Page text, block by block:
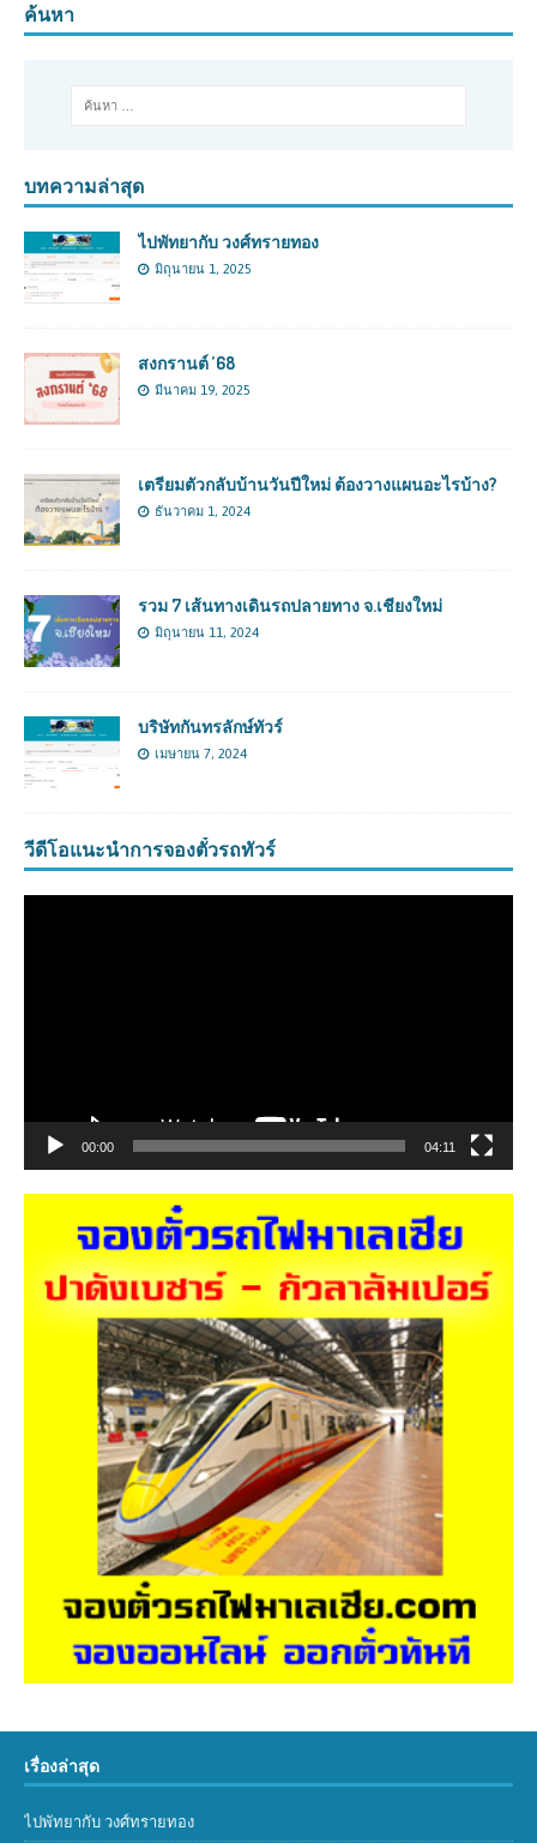
ค้นหา
บทความล่าสุด
ไปพัทยากับ วงศ์ทรายทอง
มิถุนายน 1, 2025
สงกรานต์ ’68
มีนาคม 19, 2025
เตรียมตัวกลับบ้านวันปีใหม่ ต้องวางแผนอะไรบ้าง?
ธันวาคม 1, 2024
รวม 7 เส้นทางเดินรถปลายทาง จ.เชียงใหม่
มิถุนายน 11, 2024
บริษัทกันทรลักษ์ทัวร์
เมษายน 7, 2024
วีดีโอแนะนำการจองตั๋วรถทัวร์
00:00 04:11
เรื่องล่าสุด
ไปพัทยากับ วงศ์ทรายทอง